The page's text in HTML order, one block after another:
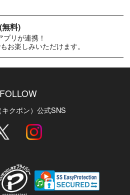
料)
リが連携！
お楽しみいただけます。
FOLLOW
クボン）公式SNS